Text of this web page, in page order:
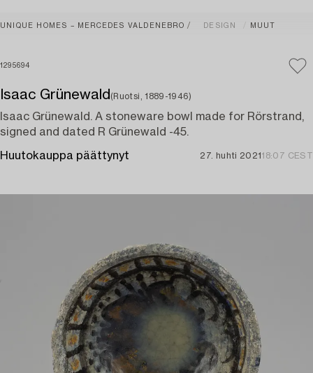
UNIQUE HOMES – MERCEDES VALDENEBRO DESIGN MUUT
1295694
Isaac Grünewald (Ruotsi, 1889-1946)
Isaac Grünewald. A stoneware bowl made for Rörstrand,
signed and dated R Grünewald -45.
Huutokauppa päättynyt 27. huhti 2021 18:07 CEST